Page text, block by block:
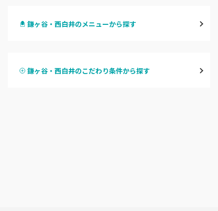
柏・南柏
鎌ヶ谷・西白井のメニューから探す
ハンドスカルプ
鎌ヶ谷・西白井のこだわり条件から探す